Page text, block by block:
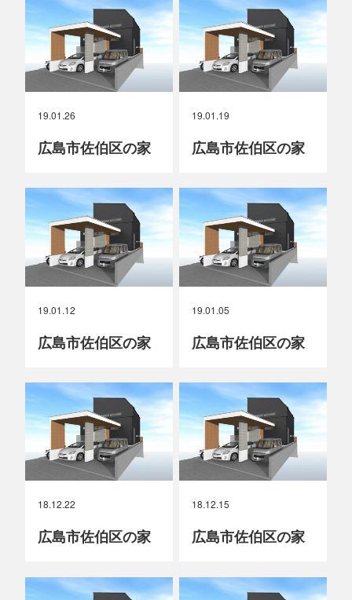
19.01.26
広島市佐伯区の家
19.01.19
広島市佐伯区の家
19.01.12
広島市佐伯区の家
19.01.05
広島市佐伯区の家
18.12.22
広島市佐伯区の家
18.12.15
広島市佐伯区の家